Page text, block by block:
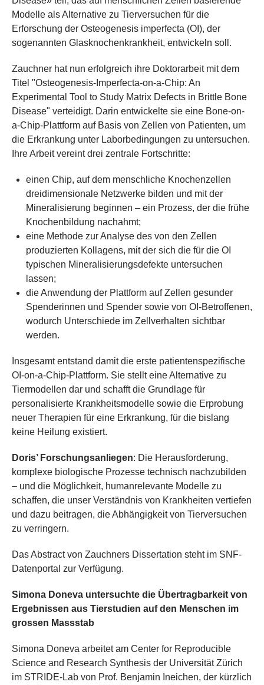
Modelle als Alternative zu Tierversuchen für die
Erforschung der Osteogenesis imperfecta (OI), der
sogenannten Glasknochenkrankheit, entwickeln soll.
Zauchner hat nun erfolgreich ihre Doktorarbeit mit dem
Titel "Osteogenesis-Imperfecta-on-a-Chip: An
Experimental Tool to Study Matrix Defects in Brittle Bone
Disease" verteidigt. Darin entwickelte sie eine Bone-on-
a-Chip-Plattform auf Basis von Zellen von Patienten, um
die Erkrankung unter Laborbedingungen zu untersuchen.
Ihre Arbeit vereint drei zentrale Fortschritte:
einen Chip, auf dem menschliche Knochenzellen
dreidimensionale Netzwerke bilden und mit der
Mineralisierung beginnen – ein Prozess, der die frühe
Knochenbildung nachahmt;
eine Methode zur Analyse des von den Zellen
produzierten Kollagens, mit der sich die für die OI
typischen Mineralisierungsdefekte untersuchen
lassen;
die Anwendung der Plattform auf Zellen gesunder
Spenderinnen und Spender sowie von OI-Betroffenen,
wodurch Unterschiede im Zellverhalten sichtbar
werden.
Insgesamt entstand damit die erste patientenspezifische
OI-on-a-Chip-Plattform. Sie stellt eine Alternative zu
Tiermodellen dar und schafft die Grundlage für
personalisierte Krankheitsmodelle sowie die Erprobung
neuer Therapien für eine Erkrankung, für die bislang
keine Heilung existiert.
Doris’ Forschungsanliegen: Die Herausforderung,
komplexe biologische Prozesse technisch nachzubilden
– und die Möglichkeit, humanrelevante Modelle zu
schaffen, die unser Verständnis von Krankheiten vertiefen
und dazu beitragen, die Abhängigkeit von Tierversuchen
zu verringern.
Das Abstract von Zauchners Dissertation steht im SNF-
Datenportal zur Verfügung.
Simona Doneva untersuchte die Übertragbarkeit von
Ergebnissen aus Tierstudien auf den Menschen im
grossen Massstab
Simona Doneva arbeitet am Center for Reproducible
Science and Research Synthesis der Universität Zürich
im STRIDE-Lab von Prof. Benjamin Ineichen, der kürzlich